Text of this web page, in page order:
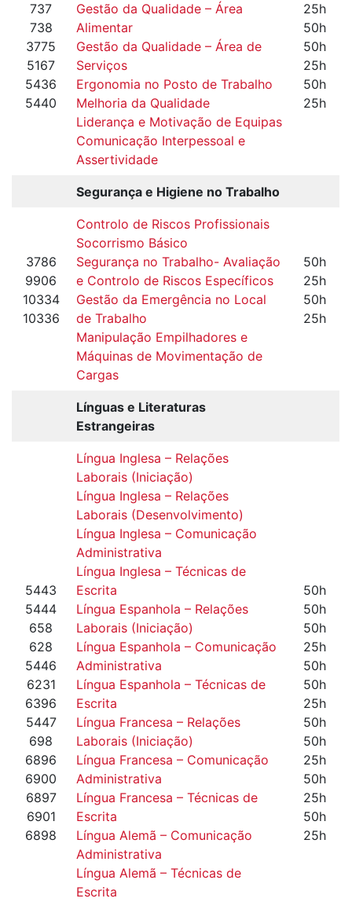
737
738
3775
5167
5436
5440
Gestão da Qualidade – Área
Alimentar
Gestão da Qualidade – Área de
Serviços
Ergonomia no Posto de Trabalho
Melhoria da Qualidade
Liderança e Motivação de Equipas
Comunicação Interpessoal e
Assertividade
25h
50h
50h
25h
50h
25h
Segurança e Higiene no Trabalho
3786
9906
10334
10336
Controlo de Riscos Profissionais
Socorrismo Básico
Segurança no Trabalho- Avaliação
e Controlo de Riscos Específicos
Gestão da Emergência no Local
de Trabalho
Manipulação Empilhadores e
Máquinas de Movimentação de
Cargas
50h
25h
50h
25h
Línguas e Literaturas
Estrangeiras
5443
5444
658
628
5446
6231
6396
5447
698
6896
6900
6897
6901
6898
Língua Inglesa – Relações
Laborais (Iniciação)
Língua Inglesa – Relações
Laborais (Desenvolvimento)
Língua Inglesa – Comunicação
Administrativa
Língua Inglesa – Técnicas de
Escrita
Língua Espanhola – Relações
Laborais (Iniciação)
Língua Espanhola – Comunicação
Administrativa
Língua Espanhola – Técnicas de
Escrita
Língua Francesa – Relações
Laborais (Iniciação)
Língua Francesa – Comunicação
Administrativa
Língua Francesa – Técnicas de
Escrita
Língua Alemã – Comunicação
Administrativa
Língua Alemã – Técnicas de
Escrita
50h
50h
50h
25h
50h
50h
25h
50h
50h
25h
50h
25h
50h
25h